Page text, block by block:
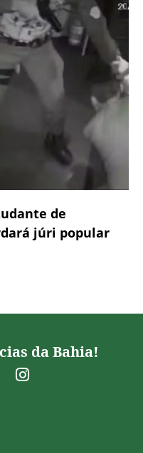
de
júri popular
da Bahia!